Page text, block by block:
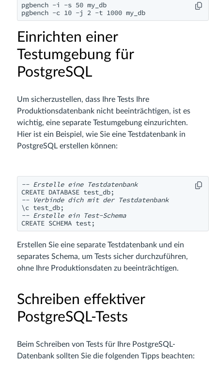
pgbench -i -s 50 my_db
Einrichten einer
Testumgebung für
PostgreSQL
Um sicherzustellen, dass Ihre Tests Ihre
Produktionsdatenbank nicht beeinträchtigen, ist es
wichtig, eine separate Testumgebung einzurichten.
Hier ist ein Beispiel, wie Sie eine Testdatenbank in
PostgreSQL erstellen können:
-- Erstelle eine Testdatenbank
-- Verbinde dich mit der Testdatenbank
-- Erstelle ein Test-Schema
Erstellen Sie eine separate Testdatenbank und ein
separates Schema, um Tests sicher durchzuführen,
ohne Ihre Produktionsdaten zu beeinträchtigen.
Schreiben effektiver
PostgreSQL-Tests
Beim Schreiben von Tests für Ihre PostgreSQL-
Datenbank sollten Sie die folgenden Tipps beachten: